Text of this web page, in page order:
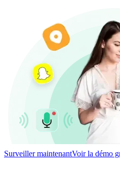
Surveiller maintenantVoir la démo